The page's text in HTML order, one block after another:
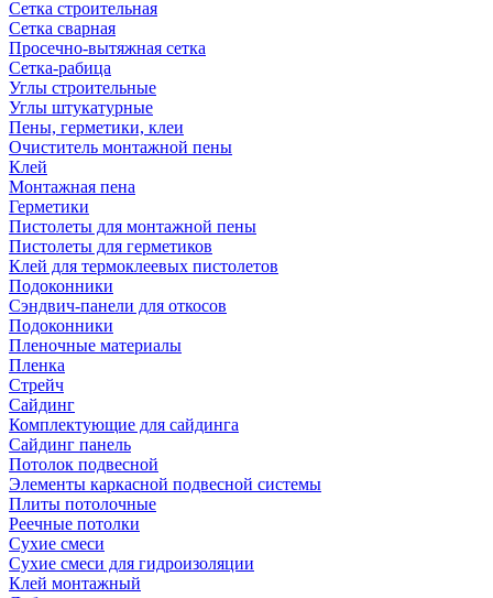
Сетка строительная
Сетка сварная
Просечно-вытяжная сетка
Сетка-рабица
Углы строительные
Углы штукатурные
Пены, герметики, клеи
Очиститель монтажной пены
Клей
Монтажная пена
Герметики
Пистолеты для монтажной пены
Пистолеты для герметиков
Клей для термоклеевых пистолетов
Подоконники
Сэндвич-панели для откосов
Подоконники
Пленочные материалы
Пленка
Стрейч
Сайдинг
Комплектующие для сайдинга
Сайдинг панель
Потолок подвесной
Элементы каркасной подвесной системы
Плиты потолочные
Реечные потолки
Сухие смеси
Сухие смеси для гидроизоляции
Клей монтажный